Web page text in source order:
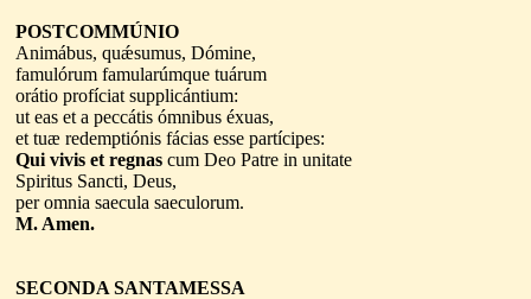
POSTCOMMÚNIO
Animábus, quǽsumus, Dómine,
famulórum famularúmque tuárum
orátio profíciat supplicántium:
ut eas et a peccátis ómnibus éxuas,
et tuæ redemptiónis fácias esse partícipes:
Qui vivis et regnas cum Deo Patre in unitate
Spiritus Sancti, Deus,
per omnia saecula saeculorum.
M. Amen.
SECONDA SANTAMESSA